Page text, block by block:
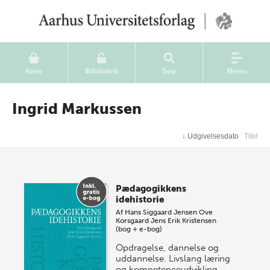
Kurv Bibliotek Søg Menu
Ingrid Markussen
↓ Udgivelsesdato Titel
Pædagogikkens
idehistorie
Af Hans Siggaard Jensen Ove
Korsgaard Jens Erik Kristensen
(bog + e-bog)
Opdragelse, dannelse og
uddannelse. Livslang læring